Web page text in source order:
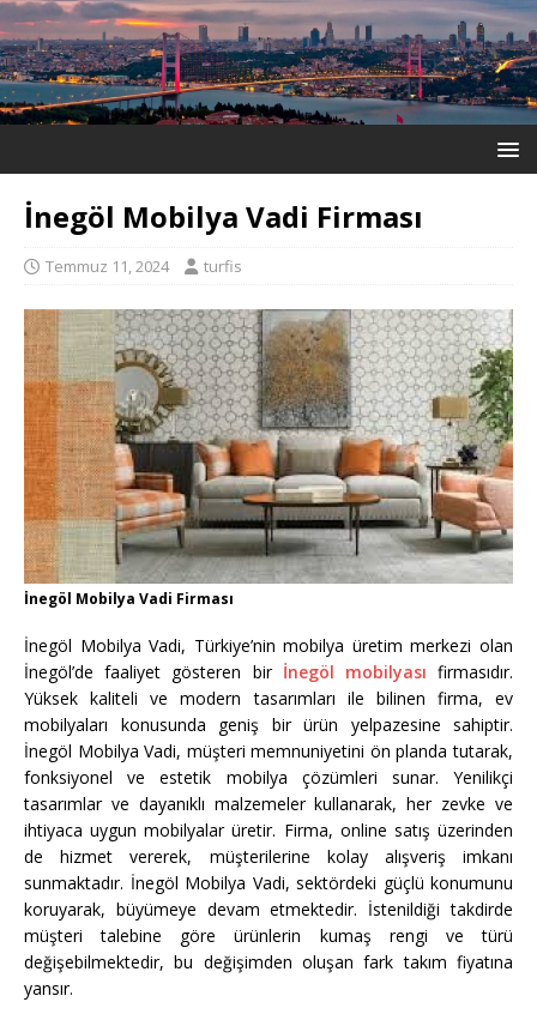
İnegöl Mobilya Vadi Firması
Temmuz 11, 2024 turfis
İnegöl Mobilya Vadi Firması
İnegöl Mobilya Vadi, Türkiye’nin mobilya üretim merkezi olan
İnegöl’de faaliyet gösteren birİnegöl mobilyası firmasıdır.
Yüksek kaliteli ve modern tasarımları ile bilinen firma, ev
mobilyaları konusunda geniş bir ürün yelpazesine sahiptir.
İnegöl Mobilya Vadi, müşteri memnuniyetini ön planda tutarak,
fonksiyonel ve estetik mobilya çözümleri sunar. Yenilikçi
tasarımlar ve dayanıklı malzemeler kullanarak, her zevke ve
ihtiyaca uygun mobilyalar üretir. Firma, online satış üzerinden
de hizmet vererek, müşterilerine kolay alışveriş imkanı
sunmaktadır. İnegöl Mobilya Vadi, sektördeki güçlü konumunu
koruyarak, büyümeye devam etmektedir. İstenildiği takdirde
müşteri talebine göre ürünlerin kumaş rengi ve türü
değişebilmektedir, bu değişimden oluşan fark takım fiyatına
yansır.